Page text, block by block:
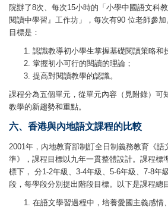
院辦了8次、每次15小時的「小學中國語文科
閱讀中學習』工作坊」，每次有90 位老師參加
目標是：
認識教導初小學生掌握基礎閱讀策略和
掌握初小可行的閱讀的理論；
提高對閱讀教學的認識。
課程分為五個單元，從單元內容（見附錄）可
教學的新趨勢和重點。
六、香港與內地語文課程的比較
2001年，內地教育部制訂全日制義務教育《語
準》，課程目標以九年一貫整體設計。課程標
標下， 分1-2年級、3-4年級、5-6年級、7-8年
段，每學段分別提出階段目標。以下是課程總
在語文學習過程中，培養愛國主義感情